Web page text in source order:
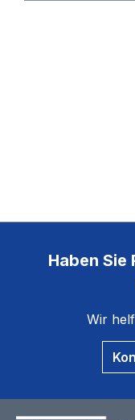
Haben Sie
Wir